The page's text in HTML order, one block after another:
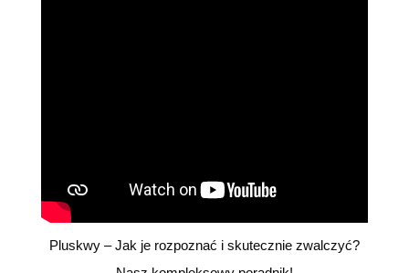
Pluskwy – Jak je rozpoznać i skutecznie zwalczyć?